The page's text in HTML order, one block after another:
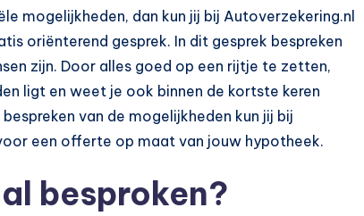
mogelijkheden, dan kun jij bij Autoverzekering.nl
oriënterend gesprek. In dit gesprek bespreken
zijn. Door alles goed op een rijtje te zetten,
ligt en weet je ook binnen de kortste keren
van de mogelijkheden kun jij bij
een offerte op maat van jouw hypotheek.
besproken?